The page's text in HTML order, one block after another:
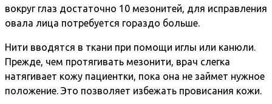
вокруг глаз достаточно 10 мезонитей, для исправления
овала лица потребуется гораздо больше.
Нити вводятся в ткани при помощи иглы или канюли.
Прежде, чем протягивать мезонити, врач слегка
натягивает кожу пациентки, пока она не займет нужное
положение. Это позволяет избежать провисания кожи.